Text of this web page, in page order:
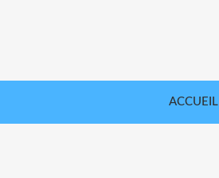
ACCUEIL